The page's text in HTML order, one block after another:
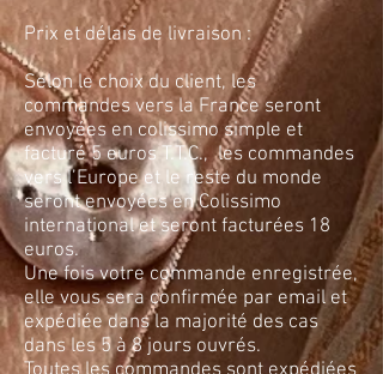
Prix et délais de livraison :
Selon le choix du client, les
commandes vers la France seront
envoyées en colissimo simple et
facturé 5 euros T.T.C., les commandes
vers l’Europe et le reste du monde
seront envoyées en Colissimo
international et seront facturées 18
euros.
Une fois votre commande enregistrée,
elle vous sera confirmée par email et
expédiée dans la majorité des cas
dans les 5 à 8 jours ouvrés.